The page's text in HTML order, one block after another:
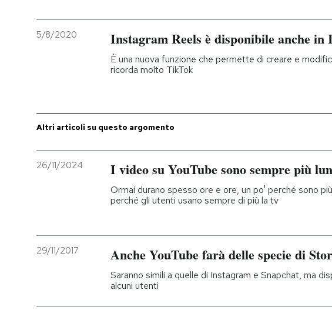
Mondiali calcio 2026
I MIEI PREFERITI
CALENDARIO
AREA PERSONALE
5/8/2020 Instagram Reels è disponibile anche in
È una nuova funzione che permette di creare e
ricorda molto TikTok
Altri articoli su questo argomento
26/11/2024 I video su YouTube sono sempre più
Ormai durano spesso ore e ore, un po' perché sono
perché gli utenti usano sempre di più la tv
29/11/2017 Anche YouTube farà delle specie di
Saranno simili a quelle di Instagram e Snapchat, ma
alcuni utenti